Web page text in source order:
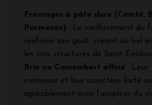
Fromages à pâte dure (Comté,
Parmesan) : Le vieillissement du
renforce son goût, créant un bel
les vins structurés de Saint-
Brie ou Camembert affiné : Leur
crémeuse et leur caractère lacté
agréablement avec l’ampleur du